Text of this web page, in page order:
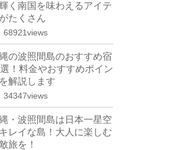
く南国を味わえるアイテ
たくさん
68921views
の波照間島のおすすめ宿
！料金やおすすめポイン
を解説します
34347views
・波照間島は日本一星空
レイな島！大人に楽しむ
旅を！